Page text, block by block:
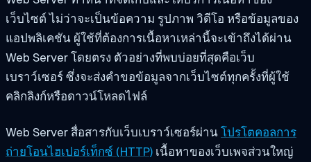
เว็บไซต์ ไม่ว่าจะเป็นข้อความ รูปภาพ วิดีโอ หรือข้อมูลของ
แอปพลิเคชัน ผู้ใช้ที่ต้องการเนื้อหาเหล่านี้จะเข้าถึงได้ผ่าน
Web Server โดยตรง ตัวอย่างที่พบบ่อยที่สุดคือเว็บ
เบราว์เซอร์ ซึ่งจะส่งคำขอข้อมูลจากเว็บไซต์ทุกครั้งที่ผู้ใช้
คลิกลิงก์หรือดาวน์โหลดไฟล์
Web Server สื่อสารกับเว็บเบราว์เซอร์ผ่านโปรโตคอลการ
ถ่ายโอนไฮเปอร์เท็กซ์ (HTTP) เนื้อหาของเว็บเพจส่วนใหญ่